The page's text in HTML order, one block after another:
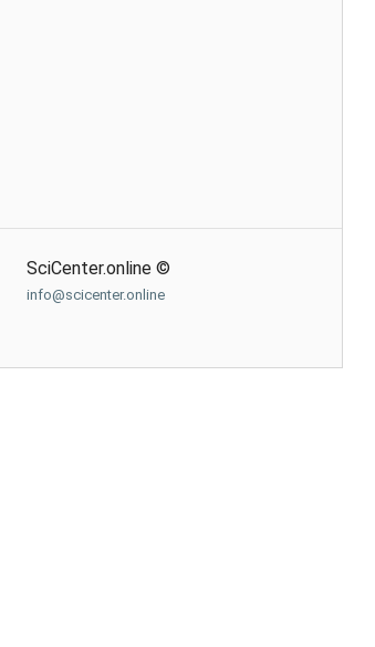
SciCenter.online ©
info@scicenter.online